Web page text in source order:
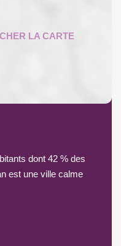
dont 42 % des
est une ville calme